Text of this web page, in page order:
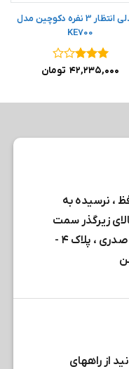
صندلی انتظار 3 نفره دکوچین مدل
KE700
نمره۳
۴۲,۲۳۵,۰۰۰ تومان
، نرسیده به
زیرگذر سمت
، پلاک ۴ -
از راههای